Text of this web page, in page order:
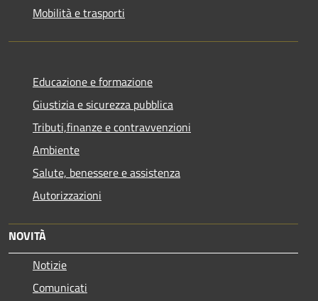
Mobilità e trasporti
Educazione e formazione
Giustizia e sicurezza pubblica
Tributi,finanze e contravvenzioni
Ambiente
Salute, benessere e assistenza
Autorizzazioni
NOVITÀ
Notizie
Comunicati